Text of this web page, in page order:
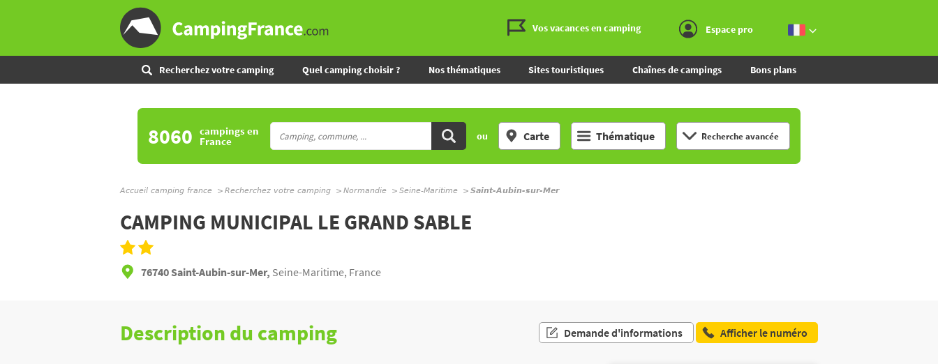
Vos vacances en camping Espace pro
Recherchez votre camping Quel camping choisir ? Nos thématiques Sites touristiques Chaînes de campings Bons plans
8060 campingsen
France ou Carte Thématique Recherche avancée
Accueil camping france Recherchez votre camping Normandie Seine-Maritime Saint-Aubin-sur-Mer
CAMPING MUNICIPAL LE GRAND SABLE
76740 Saint-Aubin-sur-Mer, Seine-Maritime, France
Description du camping Demande d'informations Afficher le numéro